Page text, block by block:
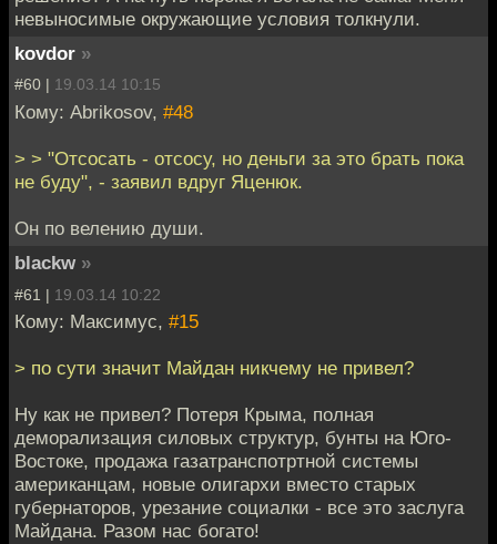
невыносимые окружающие условия толкнули.
kovdor »
#60 | 19.03.14 10:15
Кому: Abrikosov, #48
> > "Отсосать - отсосу, но деньги за это брать пока
не буду", - заявил вдруг Яценюк.
Он по велению души.
blackw »
#61 | 19.03.14 10:22
Кому: Максимус, #15
> по сути значит Майдан никчему не привел?
Ну как не привел? Потеря Крыма, полная
деморализация силовых структур, бунты на Юго-
Востоке, продажа газатранспотртной системы
американцам, новые олигархи вместо старых
губернаторов, урезание социалки - все это заслуга
Майдана. Разом нас богато!